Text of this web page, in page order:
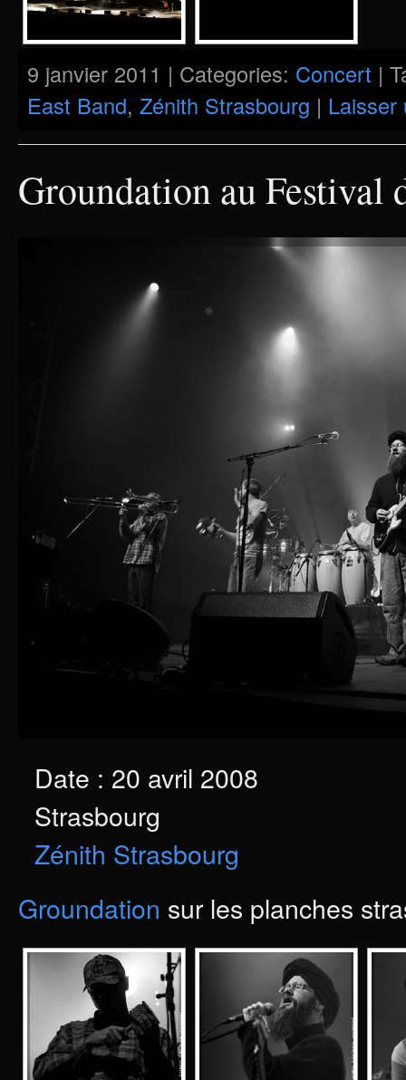
9 janvier 2011 | Categories: Concert |
East Band, Zénith Strasbourg | Laisser
Groundation au Festival
Date : 20 avril 2008
Strasbourg
Zénith Strasbourg
Groundation sur les planches